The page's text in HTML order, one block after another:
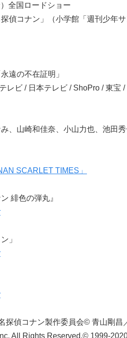
全国ロードショー
偵コナン」（小学館「週刊少年サ
遠の不在証明」
レビ / 日本テレビ / ShoPro / 東宝
、山崎和佳奈、小山力也、池田
SCARLET TIMES」
緋色の弾丸』
」
探偵コナン製作委員会© 青山剛昌
All Rights Reserved.© 1999-